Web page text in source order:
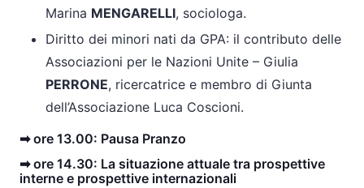
Marina MENGARELLI, sociologa.
Diritto dei minori nati da GPA: il contributo delle
Associazioni per le Nazioni Unite – Giulia
PERRONE, ricercatrice e membro di Giunta
dell’Associazione Luca Coscioni.
➡ ore 13.00: Pausa Pranzo
➡ ore 14.30: La situazione attuale tra prospettive
interne e prospettive internazionali